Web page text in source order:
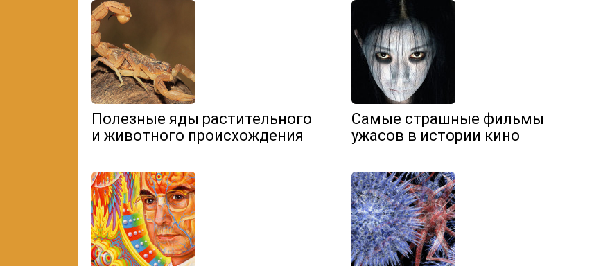
Полезные яды растительного
и животного происхождения
Самые страшные фильмы
ужасов в истории кино